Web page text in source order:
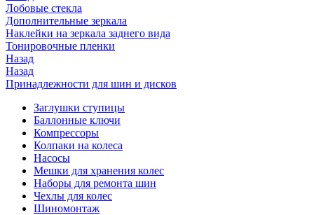
Лобовые стекла
Дополнительные зеркала
Наклейки на зеркала заднего вида
Тонировочные пленки
Назад
Назад
Принадлежности для шин и дисков
Заглушки ступицы
Баллонные ключи
Компрессоры
Колпаки на колеса
Насосы
Мешки для хранения колес
Наборы для ремонта шин
Чехлы для колес
Шиномонтаж